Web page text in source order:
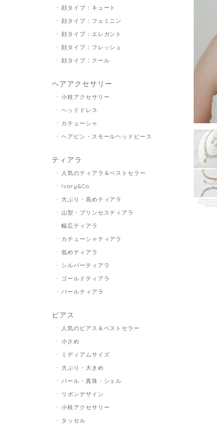
顔タイプ：キュート
顔タイプ：フェミニン
顔タイプ：エレガント
顔タイプ：フレッシュ
顔タイプ：クール
ヘアアクセサリー
小枝アクセサリー
ヘッドドレス
カチューシャ
ヘアピン・スモールヘッドピース
ティアラ
人気のティアラ＆ベストセラー
Ivory&Co.
大ぶり・高めティアラ
山型・プリンセスティアラ
幅広ティアラ
カチューシャティアラ
低めティアラ
シルバーティアラ
ゴールドティアラ
パールティアラ
ピアス
人気のピアス＆ベストセラー
小さめ
ミディアムサイズ
大ぶり・大きめ
パール・真珠・シェル
リボンデザイン
小枝アクセサリー
タッセル